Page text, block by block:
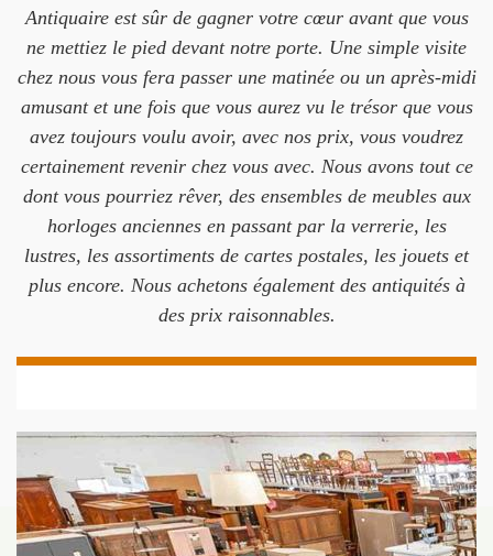
Antiquaire est sûr de gagner votre cœur avant que vous
ne mettiez le pied devant notre porte. Une simple visite
chez nous vous fera passer une matinée ou un après-midi
amusant et une fois que vous aurez vu le trésor que vous
avez toujours voulu avoir, avec nos prix, vous voudrez
certainement revenir chez vous avec. Nous avons tout ce
dont vous pourriez rêver, des ensembles de meubles aux
horloges anciennes en passant par la verrerie, les
lustres, les assortiments de cartes postales, les jouets et
plus encore. Nous achetons également des antiquités à
des prix raisonnables.